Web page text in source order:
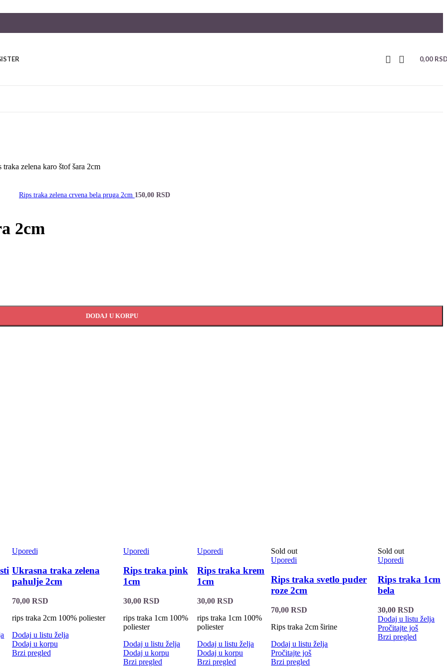
0,00
traka zelena karo štof šara 2cm
Rips traka zelena crvena bela pruga 2cm 150,00 RSD
2cm
DODAJ U KORPU
Uporedi
Ukrasna traka zelena
pahulje 2cm
70,00 RSD
rips traka 2cm 100% poliester
Dodaj u listu želja
Dodaj u korpu
Brzi pregled
Uporedi
Rips traka pink
1cm
30,00 RSD
rips traka 1cm 100%
poliester
Dodaj u listu želja
Dodaj u korpu
Brzi pregled
Uporedi
Rips traka krem
1cm
30,00RSD
rips traka 1cm 100%
poliester
Dodaj u listu želja
Dodaj u korpu
Brzi pregled
Sold out
Uporedi
Rips traka svetlo puder
roze 2cm
70,00RSD
Rips traka 2cm širine
Dodaj u listu želja
Pročitajte još
Brzi pregled
Sold out
Uporedi
Rips traka 1cm
bela
30,00RSD
Dodaj u listu želja
Pročitajte još
Brzi pregled